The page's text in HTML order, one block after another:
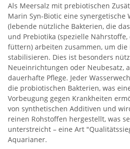
Als Meersalz mit prebiotischen
Marin Syn-Biotic eine synergetische
(lebende nützliche Bakterien, die
und Prebiotika (spezielle
füttern) arbeiten zusammen, um die
stabilisieren. Dies ist besonders
Neueinrichtungen oder Neubesatz,
dauerhafte Pflege. Jeder
die probiotischen Bakterien, was
Vorbeugung gegen Krankheiten
von synthetischen Additiven und
reinen Rohstoffen hergestellt, was
unterstreicht – eine Art
Aquarianer.